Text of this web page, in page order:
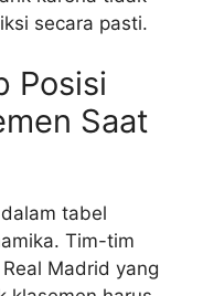
secara pasti.
Posisi
Saat
tabel
Tim-tim
Madrid yang